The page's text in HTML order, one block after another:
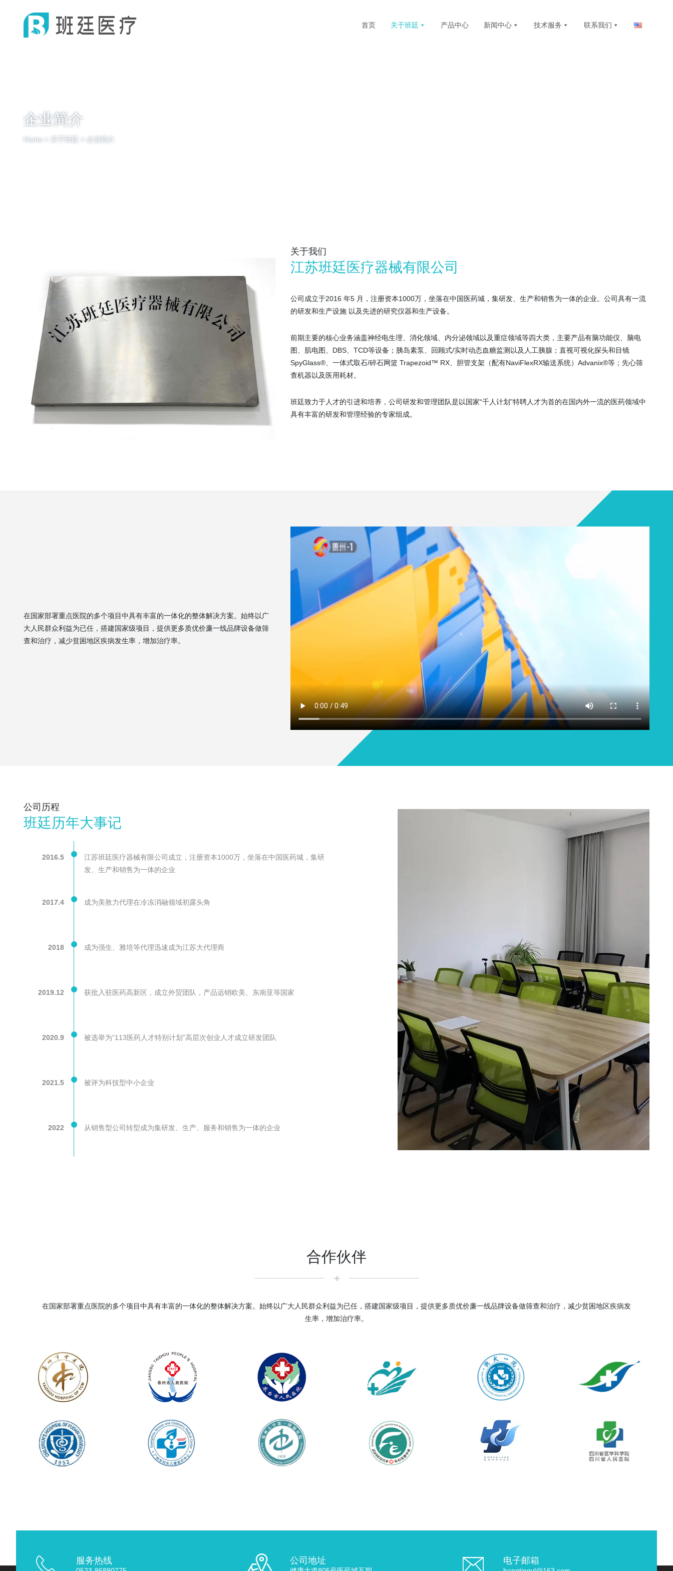
首页 关于班廷 产品中心 新闻中心 技术服务 联系我们
企业简介
Home > 关于班廷 > 企业简介
关于我们
江苏班廷医疗器械有限公司
公司成立于2016 年5 月，注册资本1000万，坐落在中国医药城，集研发、生产和销售为一体的企业。公司具有一流
的研发和生产设施 以及先进的研究仪器和生产设备。
前期主要的核心业务涵盖神经电生理、消化领域、内分泌领域以及重症领域等四大类，主要产品有脑功能仪、脑电
图、肌电图、DBS、TCD等设备；胰岛素泵、回顾式/实时动态血糖监测以及人工胰腺；直视可视化探头和目镜
SpyGlass®、一体式取石/碎石网篮 Trapezoid™ RX、胆管支架（配有NaviFlexRX输送系统）Advanix®等；先心筛
查机器以及医用耗材。
班廷致力于人才的引进和培养，公司研发和管理团队是以国家“千人计划”特聘人才为首的在国内外一流的医药领域中
具有丰富的研发和管理经验的专家组成。
在国家部署重点医院的多个项目中具有丰富的一体化的整体解决方案。始终以广
大人民群众利益为已任，搭建国家级项目，提供更多质优价廉一线品牌设备做筛
查和治疗，减少贫困地区疾病发生率，增加治疗率。
公司历程
班廷历年大事记
2016.5
江苏班廷医疗器械有限公司成立，注册资本1000万，坐落在中国医药城，集研
发、生产和销售为一体的企业
2017.4 成为美敦力代理在冷冻消融领域初露头角
2018 成为强生、雅培等代理迅速成为江苏大代理商
2019.12 获批入驻医药高新区，成立外贸团队，产品远销欧美、东南亚等国家
2020.9 被选举为“113医药人才特别计划”高层次创业人才成立研发团队
2021.5 被评为科技型中小企业
2022 从销售型公司转型成为集研发、生产、服务和销售为一体的企业
合作伙伴
在国家部署重点医院的多个项目中具有丰富的一体化的整体解决方案。始终以广大人民群众利益为已任，搭建国家级项目，提供更多质优价廉一线品牌设备做筛查和治疗，减少贫困地区疾病发
生率，增加治疗率。
服务热线 公司地址 电子邮箱